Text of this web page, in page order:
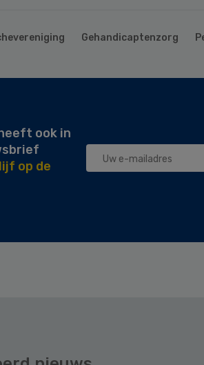
Gehandicaptenzorg
ook in
op de